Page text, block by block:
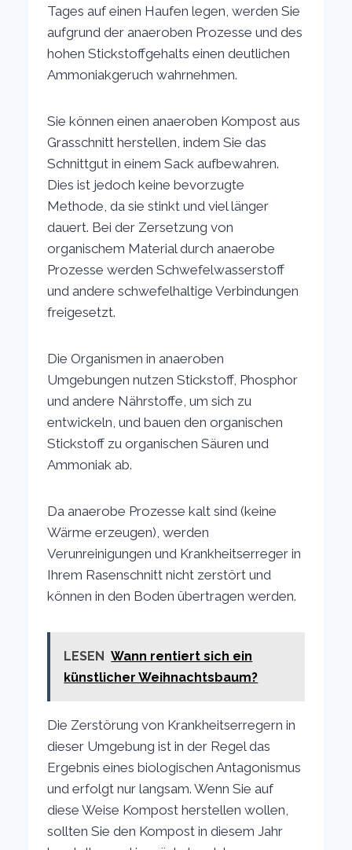
Tages auf einen Haufen legen, werden Sie
aufgrund der anaeroben Prozesse und des
hohen Stickstoffgehalts einen deutlichen
Ammoniakgeruch wahrnehmen.
Sie können einen anaeroben Kompost aus
Grasschnitt herstellen, indem Sie das
Schnittgut in einem Sack aufbewahren.
Dies ist jedoch keine bevorzugte
Methode, da sie stinkt und viel länger
dauert. Bei der Zersetzung von
organischem Material durch anaerobe
Prozesse werden Schwefelwasserstoff
und andere schwefelhaltige Verbindungen
freigesetzt.
Die Organismen in anaeroben
Umgebungen nutzen Stickstoff, Phosphor
und andere Nährstoffe, um sich zu
entwickeln, und bauen den organischen
Stickstoff zu organischen Säuren und
Ammoniak ab.
Da anaerobe Prozesse kalt sind (keine
Wärme erzeugen), werden
Verunreinigungen und Krankheitserreger in
Ihrem Rasenschnitt nicht zerstört und
können in den Boden übertragen werden.
LESEN Wann rentiert sich ein
künstlicher Weihnachtsbaum?
Die Zerstörung von Krankheitserregern in
dieser Umgebung ist in der Regel das
Ergebnis eines biologischen Antagonismus
und erfolgt nur langsam. Wenn Sie auf
diese Weise Kompost herstellen wollen,
sollten Sie den Kompost in diesem Jahr